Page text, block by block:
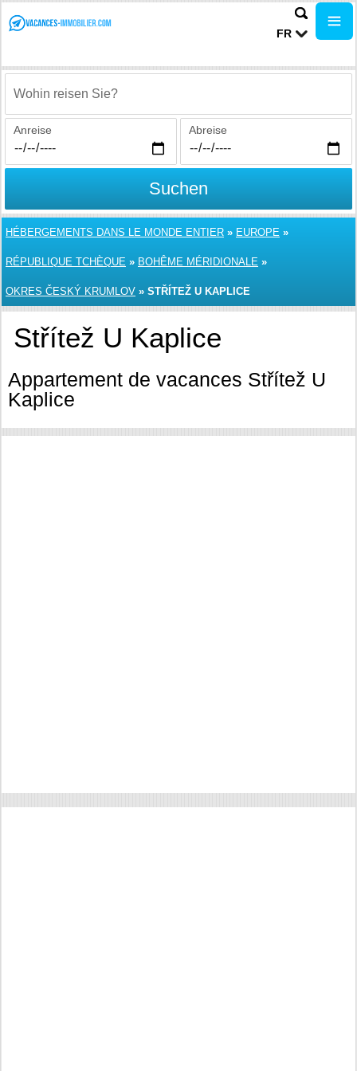
FR
Wohin reisen Sie?
Anreise Abreise
Suchen
HÉBERGEMENTS DANS LE MONDE ENTIER » EUROPE »
RÉPUBLIQUE TCHÈQUE » BOHÊME MÉRIDIONALE »
OKRES ČESKÝ KRUMLOV » STŘÍTEŽ U KAPLICE
Střítež U Kaplice
Appartement de vacances Střítež U
Kaplice